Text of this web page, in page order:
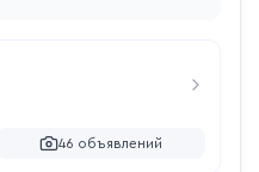
46 объявлений